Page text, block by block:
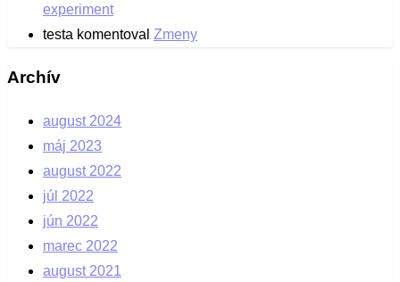
experiment
testa komentoval Zmeny
Archív
august 2024
máj 2023
august 2022
júl 2022
jún 2022
marec 2022
august 2021